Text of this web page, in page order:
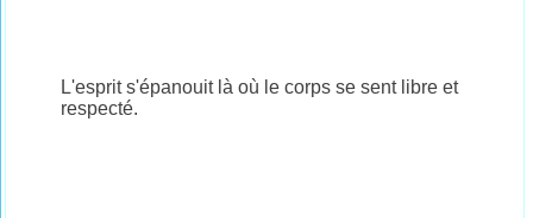
L'esprit s'épanouit là où le corps se sent libre et
respecté.